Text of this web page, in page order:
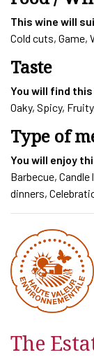
This wine will
Cold cuts, Game,
Taste
You will find this
Oaky, Spicy,
Type of
You will enjoy
Barbecue,
dinners,
The